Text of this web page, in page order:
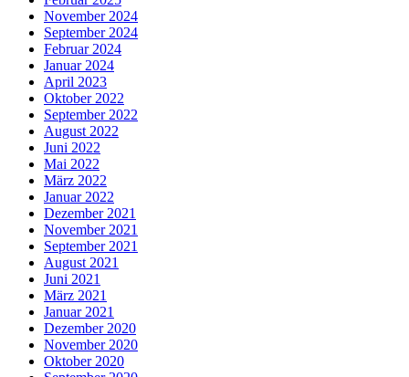
November 2024
September 2024
Februar 2024
Januar 2024
April 2023
Oktober 2022
September 2022
August 2022
Juni 2022
Mai 2022
März 2022
Januar 2022
Dezember 2021
November 2021
September 2021
August 2021
Juni 2021
März 2021
Januar 2021
Dezember 2020
November 2020
Oktober 2020